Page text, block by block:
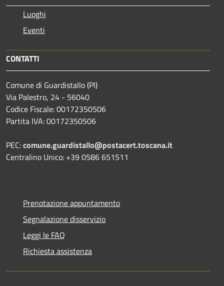
Luoghi
Eventi
CONTATTI
Comune di Guardistallo (PI)
Via Palestro, 24 - 56040
Codice Fiscale: 00172350506
Partita IVA: 00172350506
PEC:comune.guardistallo@postacert.toscana.it
Centralino Unico: +39 0586 651511
Prenotazione appuntamento
Segnalazione disservizio
Leggi le FAQ
Richiesta assistenza